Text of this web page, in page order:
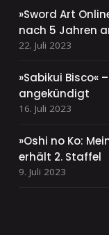
»Sword Art
nach 5 Jahren
22. Juli 2023
»Sabikui Bisco«
angekündigt
16. Juli 2023
»Oshi no Ko:
erhält 2. Staffel
9. Juli 2023